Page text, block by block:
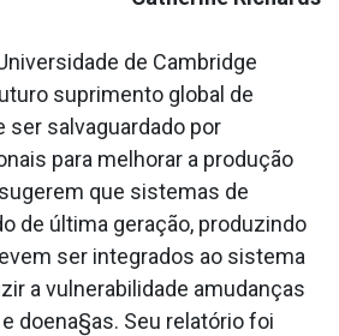
de Cambridge
suprimento global de
ser salvaguardado por
para melhorar a produção
que sistemas de
de última geração, produzindo
ser integrados ao sistema
a vulnerabilidade amudanças
doena§as. Seu relatório foi